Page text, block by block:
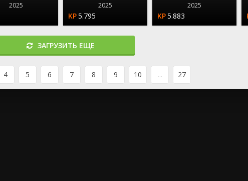
2025 2025
5.795
2025
5.883
ЗАГРУЗИТЬ ЕЩЕ
4 5 6 7 8 9 10 ... 27